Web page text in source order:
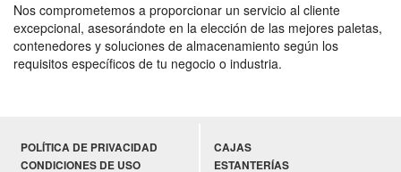
Nos comprometemos a proporcionar un servicio al cliente
excepcional, asesorándote en la elección de las mejores paletas,
contenedores y soluciones de almacenamiento según los
requisitos específicos de tu negocio o industria.
POLÍTICA DE PRIVACIDAD
CONDICIONES DE USO
CAJAS
ESTANTERÍAS